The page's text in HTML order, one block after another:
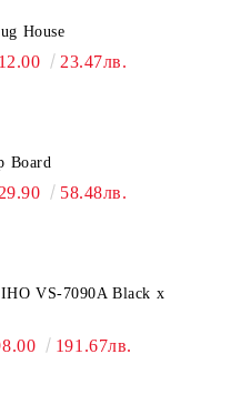
House
23.47лв.
Board
58.48лв.
VS-7090A Black x
191.67лв.